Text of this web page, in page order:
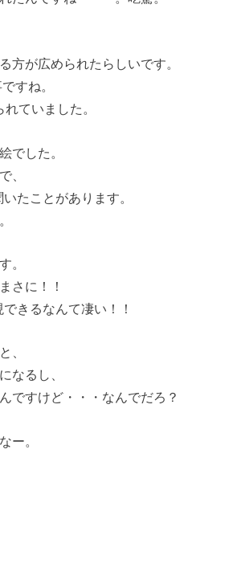
が広められたらしいです。
すね。
ていました。
でした。
、
たことがあります。
。
さに！！
きるなんて凄い！！
、
なるし、
ですけど・・・なんでだろ？
ー。